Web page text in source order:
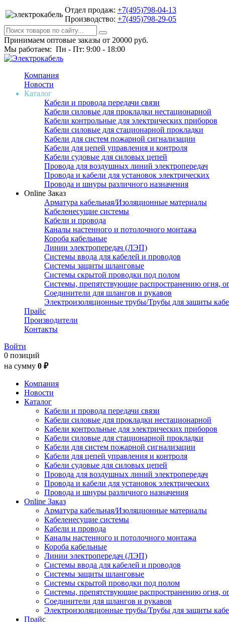
Отдел продаж: +7(495)798-04-13
Производство: +7(495)798-29-05
Принимаем оптовые заказы от 20000 руб.
Мы работаем: Пн - Пт: 9:00 - 18:00
Компания
Новости
Каталог
Кабели и провода передачи связи
Кабели силовые для прокладки нестационарной
Кабели контрольные для электрических приборов
Кабели силовые для стационарной прокладки
Кабели для систем пожарной сигнализации
Кабели для цепей управления и контроля
Кабели судовые для силовых цепей
Провода для воздушных линий электропередач
Провода и кабели для установок электрических
Провода и шнуры различного назначения
Online Заказ
Арматура кабельная/Изоляционные материалы
Кабеленесущие системы
Кабели и провода
Каналы настенного и потолочного монтажа
Короба кабельные
Линии электропередач (ЛЭП)
Системы ввода для кабелей и проводов
Системы защиты шланговые
Системы скрытой проводки под полом
Системы, препятствующие распространению огня,
Соединители для шлангов и рукавов
Электроизоляционные трубы/Трубы для защиты
Прайс
Производители
Контакты
Войти
0 позиций
на сумму 0 ₽
Компания
Новости
Каталог
Кабели и провода передачи связи
Кабели силовые для прокладки нестационарной
Кабели контрольные для электрических приборов
Кабели силовые для стационарной прокладки
Кабели для систем пожарной сигнализации
Кабели для цепей управления и контроля
Кабели судовые для силовых цепей
Провода для воздушных линий электропередач
Провода и кабели для установок электрических
Провода и шнуры различного назначения
Online Заказ
Арматура кабельная/Изоляционные материалы
Кабеленесущие системы
Кабели и провода
Каналы настенного и потолочного монтажа
Короба кабельные
Линии электропередач (ЛЭП)
Системы ввода для кабелей и проводов
Системы защиты шланговые
Системы скрытой проводки под полом
Системы, препятствующие распространению огня,
Соединители для шлангов и рукавов
Электроизоляционные трубы/Трубы для защиты
Прайс